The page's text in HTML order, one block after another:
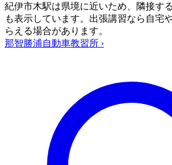
紀伊市木駅は県境に近いため、隣接す
も表示しています。出張講習なら自宅
らえる場合があります。
那智勝浦自動車教習所 ›